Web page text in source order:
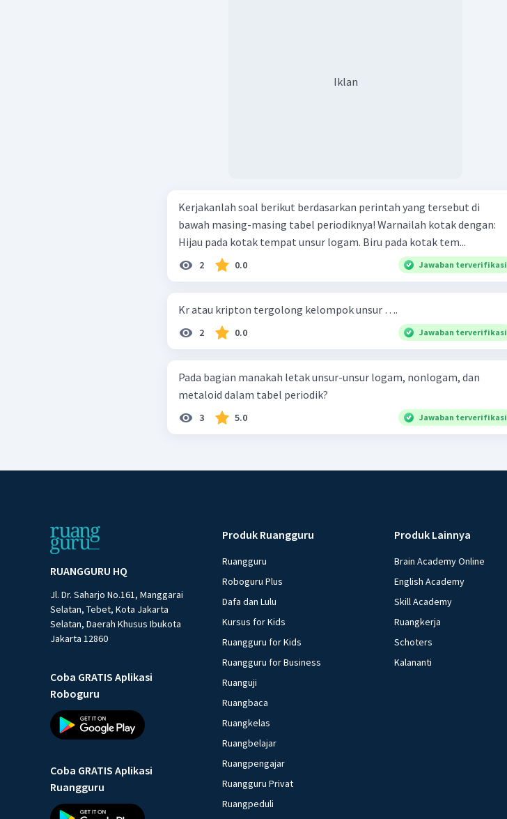
Iklan
Kerjakanlah soal berikut berdasarkan perintah yang tersebut di
bawah masing-masing tabel periodiknya! Warnailah kotak dengan:
Hijau pada kotak tempat unsur logam. Biru pada kotak tem...
2 0.0 Jawaban terverifikasi
Kr atau kripton tergolong kelompok unsur ….
2 0.0 Jawaban terverifikasi
Pada bagian manakah letak unsur-unsur logam, nonlogam, dan
metaloid dalam tabel periodik?
3 5.0 Jawaban terverifikasi
RUANGGURU HQ
Jl. Dr. Saharjo No.161, Manggarai
Selatan, Tebet, Kota Jakarta
Selatan, Daerah Khusus Ibukota
Jakarta 12860
Coba GRATIS Aplikasi
Roboguru
Coba GRATIS Aplikasi
Ruangguru
Produk Ruangguru
Ruangguru
Roboguru Plus
Dafa dan Lulu
Kursus for Kids
Ruangguru for Kids
Ruangguru for Business
Ruanguji
Ruangbaca
Ruangkelas
Ruangbelajar
Ruangpengajar
Ruangguru Privat
Ruangpeduli
Produk Lainnya
Brain Academy Online
English Academy
Skill Academy
Ruangkerja
Schoters
Kalananti